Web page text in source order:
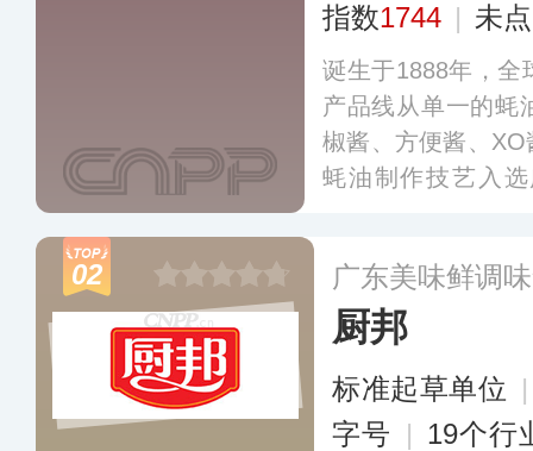
指数1744 | 未
诞生于1888年，全
产品线从单一的蚝
椒酱、方便酱、
蚝油制作技艺入
产品已行销至全
更多
02 广东美味鲜调
厨邦
标准起草单位
字号 | 19个行